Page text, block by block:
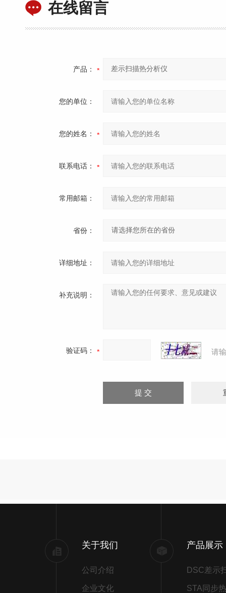
在线留言
产品：
您的单位：
您的姓名：
联系电话：
常用邮箱：
省份：
详细地址：
补充说明：
验证码： 请
关于我们
公司介绍
企业文化
产品展示